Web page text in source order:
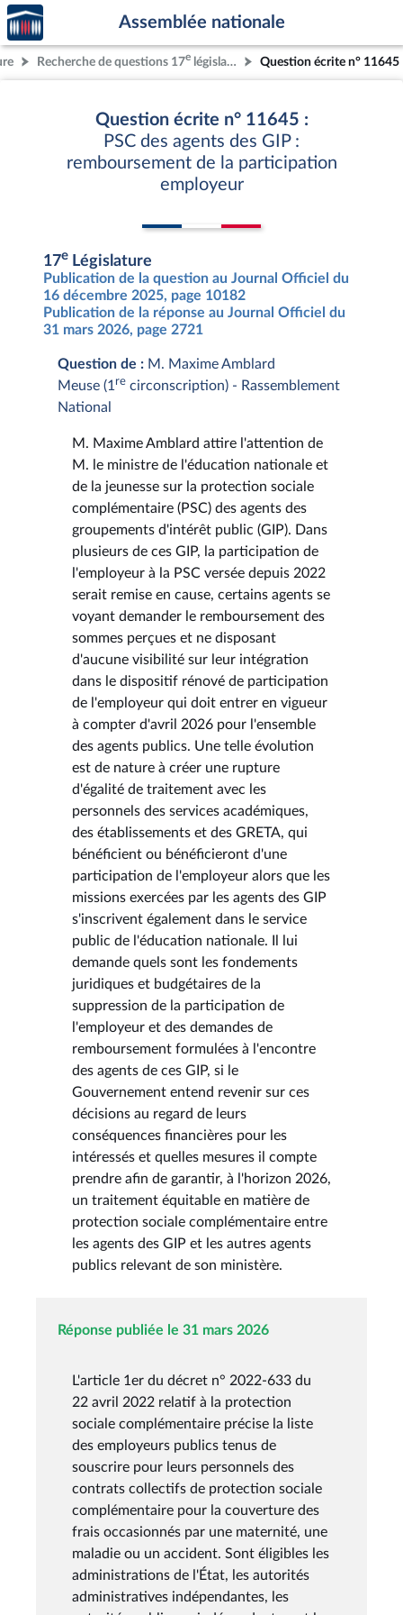
Aller au contenu
Aller en bas de la page
Accèder
à la
page
d'accueil
Assemblée nationale
Recherche de questions 17e législature Question écrite n° 11645
Question écrite n° 11645 :
PSC des agents des GIP :
remboursement de la participation
employeur
17e Législature
Publication de la question au Journal Officiel du
16 décembre 2025, page 10182
Publication de la réponse au Journal Officiel du
31 mars 2026, page 2721
Question de : M. Maxime Amblard
Meuse (1 re circonscription) - Rassemblement
National
M. Maxime Amblard attire l'attention de
M. le ministre de l'éducation nationale et
de la jeunesse sur la protection sociale
complémentaire (PSC) des agents des
groupements d'intérêt public (GIP). Dans
plusieurs de ces GIP, la participation de
l'employeur à la PSC versée depuis 2022
serait remise en cause, certains agents se
voyant demander le remboursement des
sommes perçues et ne disposant
d'aucune visibilité sur leur intégration
dans le dispositif rénové de participation
de l'employeur qui doit entrer en vigueur
à compter d'avril 2026 pour l'ensemble
des agents publics. Une telle évolution
est de nature à créer une rupture
d'égalité de traitement avec les
personnels des services académiques,
des établissements et des GRETA, qui
bénéficient ou bénéficieront d'une
participation de l'employeur alors que les
missions exercées par les agents des GIP
s'inscrivent également dans le service
public de l'éducation nationale. Il lui
demande quels sont les fondements
juridiques et budgétaires de la
suppression de la participation de
l'employeur et des demandes de
remboursement formulées à l'encontre
des agents de ces GIP, si le
Gouvernement entend revenir sur ces
décisions au regard de leurs
conséquences financières pour les
intéressés et quelles mesures il compte
prendre afin de garantir, à l'horizon 2026,
un traitement équitable en matière de
protection sociale complémentaire entre
les agents des GIP et les autres agents
publics relevant de son ministère.
Réponse publiée le 31 mars 2026
L'article 1er du décret n° 2022-633 du
22 avril 2022 relatif à la protection
sociale complémentaire précise la liste
des employeurs publics tenus de
souscrire pour leurs personnels des
contrats collectifs de protection sociale
complémentaire pour la couverture des
frais occasionnés par une maternité, une
maladie ou un accident. Sont éligibles les
administrations de l'État, les autorités
administratives indépendantes, les